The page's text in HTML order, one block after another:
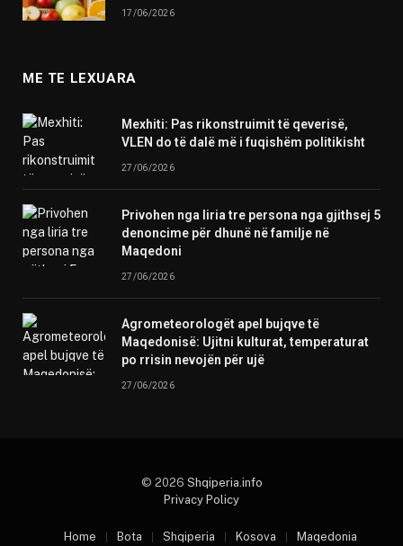
17/06/2026
ME TE LEXUARA
Mexhiti: Pas rikonstruimit të qeverisë,
VLEN do të dalë më i fuqishëm politikisht
27/06/2026
Privohen nga liria tre persona nga gjithsej 5
denoncime për dhunë në familje në
Maqedoni
27/06/2026
Agrometeorologët apel bujqve të
Maqedonisë: Ujitni kulturat, temperaturat
po rrisin nevojën për ujë
27/06/2026
© 2026 Shqiperia.info
Privacy Policy
Home Bota Shqiperia Kosova Maqedonia